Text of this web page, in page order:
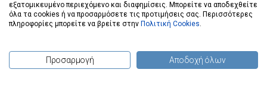
εξατομικευμένο περιεχόμενο και διαφημίσεις. Μπορείτε να αποδεχθείτε
όλα τα cookies ή να προσαρμόσετε τις προτιμήσεις σας. Περισσότερες
πληροφορίες μπορείτε να βρείτε στην Πολιτική Cookies.
Προσαρμογή Αποδοχή όλων
(0) προϊόντα